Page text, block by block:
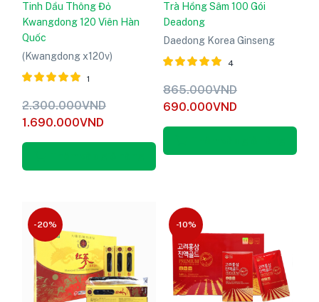
Tinh Dầu Thông Đỏ
Kwangdong 120 Viên Hàn
Quốc
(Kwangdong x120v)
Được xếp
hạng
5.00
5
sao
1
2.300.000VND
1.690.000VND
Trà Hồng Sâm 100 Gói
Deadong
Daedong Korea Ginseng
Được xếp
hạng
5.00
5
sao
4
865.000VND
690.000VND
-20% -10%